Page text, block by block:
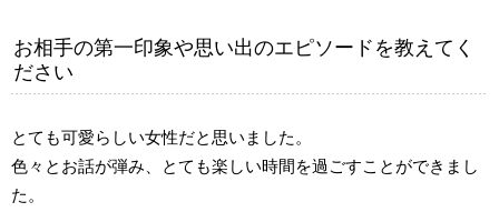
お相手の第一印象や思い出のエピソードを教えてく
ださい
とても可愛らしい女性だと思いました。
色々とお話が弾み、とても楽しい時間を過ごすことができまし
た。